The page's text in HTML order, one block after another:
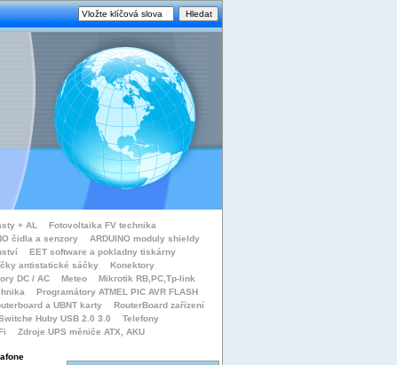
+ AL
Fotovoltaika FV technika
čidla a senzory
ARDUINO moduly shieldy
EET software a pokladny tiskárny
antistatické sáčky
Konektory
DC / AC Meteo
Mikrotik RB,PC,Tp-link
Programátory ATMEL PIC AVR FLASH
a UBNT karty
RouterBoard zařízení
Huby USB 2.0 3.0
Telefony
Zdroje UPS měniče ATX, AKU